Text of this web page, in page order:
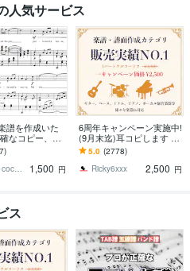
人気サービス
譜を作成いた
なコピー、素
難易度別アレ
ほのか coconala
1,500 円
6周年キャンペーン実施中!
(9月末迄)耳コピします TA
B譜、ドラム譜可♪ 1パー
トフルコーラス¥2,500
5.0 (2778)
Ricky6xxx
2,500 円
ス